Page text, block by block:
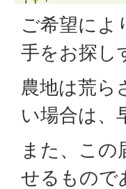
ご希望によ
手をお探し
農地は荒ら
い場合は、
また、この
せるもので